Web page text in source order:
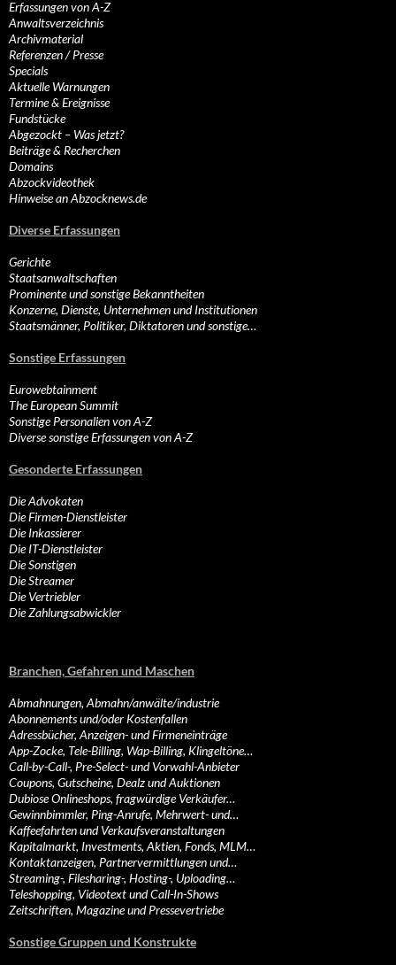
Erfassungen von A-Z
Anwaltsverzeichnis
Archivmaterial
Referenzen / Presse
Specials
Aktuelle Warnungen
Termine & Ereignisse
Fundstücke
Abgezockt – Was jetzt?
Beiträge & Recherchen
Domains
Abzockvideothek
Hinweise an Abzocknews.de
Diverse Erfassungen
Gerichte
Staatsanwaltschaften
Prominente und sonstige Bekanntheiten
Konzerne, Dienste, Unternehmen und Institutionen
Staatsmänner, Politiker, Diktatoren und sonstige…
Sonstige Erfassungen
Eurowebtainment
The European Summit
Sonstige Personalien von A-Z
Diverse sonstige Erfassungen von A-Z
Gesonderte Erfassungen
Die Advokaten
Die Firmen-Dienstleister
Die Inkassierer
Die IT-Dienstleister
Die Sonstigen
Die Streamer
Die Vertriebler
Die Zahlungsabwickler
Branchen, Gefahren und Maschen
Abmahnungen, Abmahn/anwälte/industrie
Abonnements und/oder Kostenfallen
Adressbücher, Anzeigen- und Firmeneinträge
App-Zocke, Tele-Billing, Wap-Billing, Klingeltöne…
Call-by-Call-, Pre-Select- und Vorwahl-Anbieter
Coupons, Gutscheine, Dealz und Auktionen
Dubiose Onlineshops, fragwürdige Verkäufer…
Gewinnbimmler, Ping-Anrufe, Mehrwert- und…
Kaffeefahrten und Verkaufsveranstaltungen
Kapitalmarkt, Investments, Aktien, Fonds, MLM…
Kontaktanzeigen, Partnervermittlungen und…
Streaming-, Filesharing-, Hosting-, Uploading…
Teleshopping, Videotext und Call-In-Shows
Zeitschriften, Magazine und Pressevertriebe
Sonstige Gruppen und Konstrukte